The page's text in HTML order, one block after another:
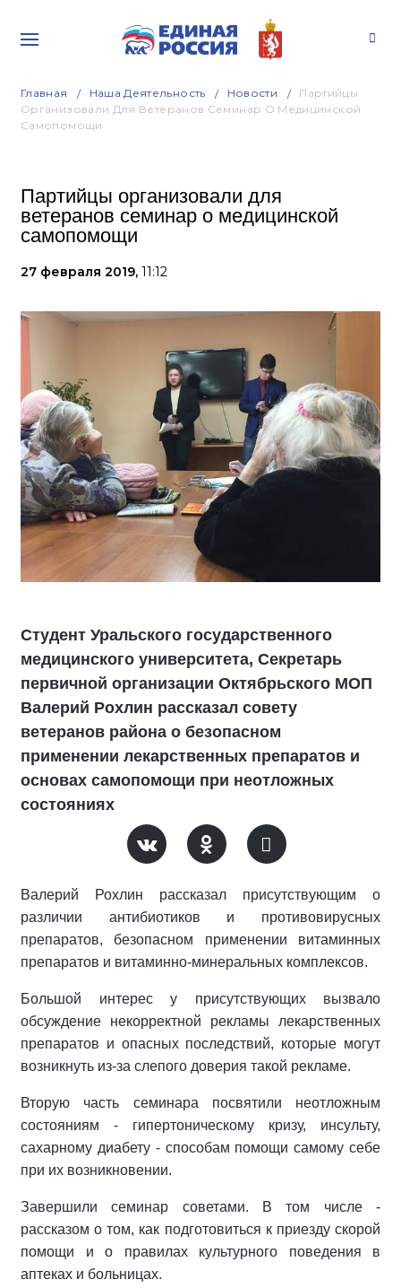
Главная Наша Деятельность Новости
Партийцы
Организовали Для Ветеранов Семинар О Медицинской
Самопомощи
Партийцы организовали для
ветеранов семинар о медицинской
самопомощи
27 февраля 2019, 11:12
Студент Уральского государственного
медицинского университета, Секретарь
первичной организации Октябрьского МОП
Валерий Рохлин рассказал совету
ветеранов района о безопасном
применении лекарственных препаратов и
основах самопомощи при неотложных
состояниях
Валерий Рохлин рассказал присутствующим о
различии антибиотиков и противовирусных
препаратов, безопасном применении витаминных
препаратов и витаминно-минеральных комплексов.
Большой интерес у присутствующих вызвало
обсуждение некорректной рекламы лекарственных
препаратов и опасных последствий, которые могут
возникнуть из-за слепого доверия такой рекламе.
Вторую часть семинара посвятили неотложным
состояниям - гипертоническому кризу, инсульту,
сахарному диабету - способам помощи самому себе
при их возникновении.
Завершили семинар советами. В том числе -
рассказом о том, как подготовиться к приезду скорой
помощи и о правилах культурного поведения в
аптеках и больницах.